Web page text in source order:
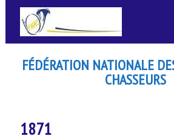
FÉDÉRATION NATIONALE
CHASSEURS
1871